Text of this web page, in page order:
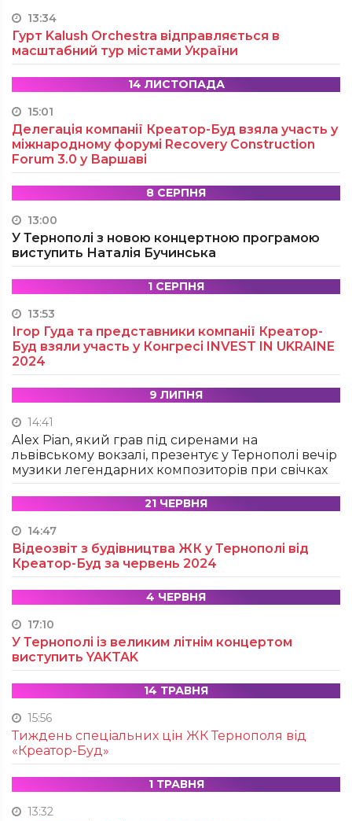
13:34
Гурт Kalush Orchestra відправляється в
масштабний тур містами України
14 ЛИСТОПАДА
15:01
Делегація компанії Креатор-Буд взяла участь у
міжнародному форумі Recovery Construction
Forum 3.0 у Варшаві
8 СЕРПНЯ
13:00
У Тернополі з новою концертною програмою
виступить Наталія Бучинська
1 СЕРПНЯ
13:53
Ігор Гуда та представники компанії Креатор-
Буд взяли участь у Конгресі INVEST IN UKRAINE
2024
9 ЛИПНЯ
14:41
Alex Pian, який грав під сиренами на
львівському вокзалі, презентує у Тернополі вечір
музики легендарних композиторів при свічках
21 ЧЕРВНЯ
14:47
Відеозвіт з будівництва ЖК у Тернополі від
Креатор-Буд за червень 2024
4 ЧЕРВНЯ
17:10
У Тернополі із великим літнім концертом
виступить YAKTAK
14 ТРАВНЯ
15:56
Тиждень спеціальних цін ЖК Тернополя від
«Креатор-Буд»
1 ТРАВНЯ
13:32